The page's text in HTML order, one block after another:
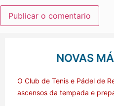
NOVAS
O Club de Tenis e Pádel de
ascensos da tempada e